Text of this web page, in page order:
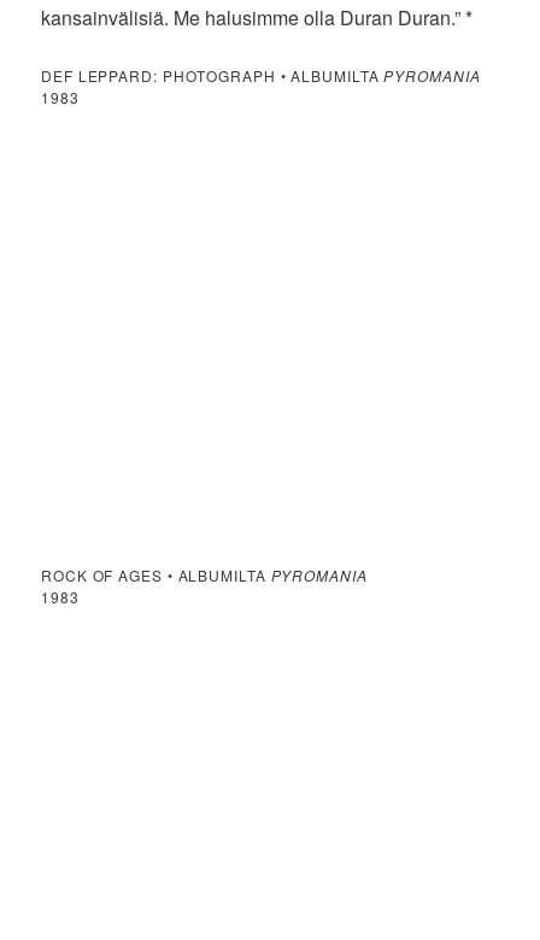
kansainvälisiä. Me halusimme olla Duran Duran.” *
DEF LEPPARD: PHOTOGRAPH • ALBUMILTAPYROMANIA
1983
ROCK OF AGES • ALBUMILTA PYROMANIA
1983